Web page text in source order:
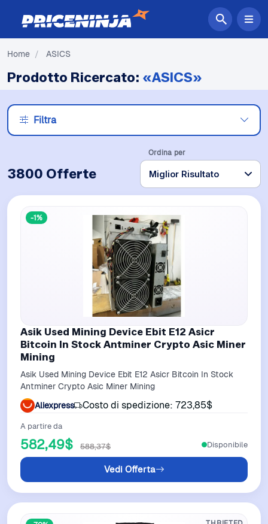
Home / ASICS
Prodotto Ricercato: «ASICS»
Filtra
3800 Offerte
Ordina per
-1%
Asik Used Mining Device Ebit E12 Asicr
Bitcoin In Stock Antminer Crypto Asic Miner
Mining
Asik Used Mining Device Ebit E12 Asicr Bitcoin In Stock
Antminer Crypto Asic Miner Mining
Aliexpress
Costo di spedizione: 723,85$
A partire da
582,49$ 588,37$
Vedi Offerta
Disponibile